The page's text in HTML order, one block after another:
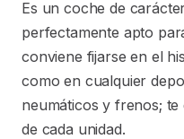
Es un coche de
perfectamente apto
conviene fijarse en el
como en cualquier
neumáticos y frenos;
de cada unidad.